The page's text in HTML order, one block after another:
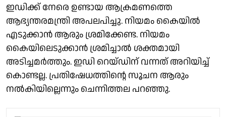
ഇഡിക്ക് നേരെ ഉണ്ടായ ആക്രമണത്തെ
ആഭ്യന്തരമന്ത്രി അപലപിച്ചു. നിയമം കൈയിൽ
എടുക്കാൻ ആരും ശ്രമിക്കേണ്ട. നിയമം
കൈയിലെടുക്കാൻ ശ്രമിച്ചാൽ ശക്തമായി
അടിച്ചമർത്തും. ഇഡി റെയ്‌ഡിന് വന്നത് അറിയിച്ച്
കൊണ്ടല്ല. പ്രതിഷേധത്തിൻ്റെ സൂചന ആരും
നൽകിയില്ലെന്നും ചെന്നിത്തല പറഞ്ഞു.